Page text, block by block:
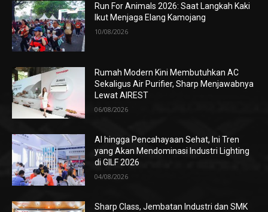
Run For Animals 2026: Saat Langkah Kaki
Ikut Menjaga Elang Kamojang
10/08/2026
Rumah Modern Kini Membutuhkan AC
Sekaligus Air Purifier, Sharp Menjawabnya
Lewat AIREST
06/08/2026
AI hingga Pencahayaan Sehat, Ini Tren
yang Akan Mendominasi Industri Lighting
di GILF 2026
04/08/2026
Sharp Class, Jembatan Industri dan SMK